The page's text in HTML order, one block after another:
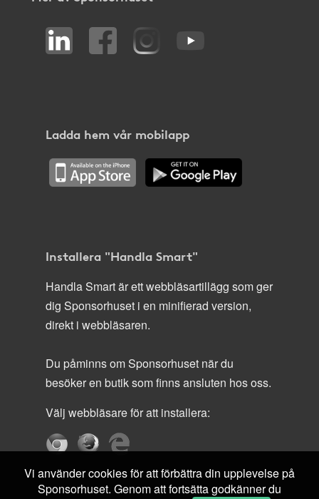
Ladda hem vår mobilapp
Installera "Handla Smart"
Handla Smart är ett webbläsartillägg som ger
dig Sponsorhuset i en minifierad version,
direkt i webbläsaren.
Du påminns om Sponsorhuset när du
besöker en butik som finns ansluten hos oss.
Välj webbläsare för att installera:
Vi använder cookies för att förbättra din upplevelse på
Sponsorhuset. Genom att fortsätta godkänner du